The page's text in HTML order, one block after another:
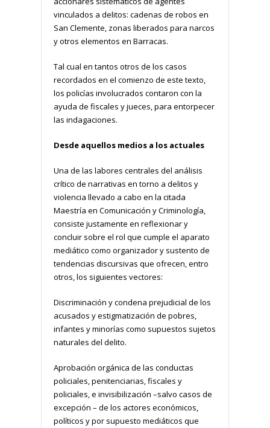
vinculados a delitos: cadenas de robos en
San Clemente, zonas liberados para narcos
y otros elementos en Barracas.
Tal cual en tantos otros de los casos
recordados en el comienzo de este texto,
los policías involucrados contaron con la
ayuda de fiscales y jueces, para entorpecer
las indagaciones.
Desde aquellos medios a los actuales
Una de las labores centrales del análisis
crítico de narrativas en torno a delitos y
violencia llevado a cabo en la citada
Maestría en Comunicación y Criminología,
consiste justamente en reflexionar y
concluir sobre el rol que cumple el aparato
mediático como organizador y sustento de
tendencias discursivas que ofrecen, entro
otros, los siguientes vectores:
Discriminación y condena prejudicial de los
acusados y estigmatización de pobres,
infantes y minorías como supuestos sujetos
naturales del delito.
Aprobación orgánica de las conductas
policiales, penitenciarias, fiscales y
policiales, e invisibilización –salvo casos de
excepción – de los actores económicos,
políticos y por supuesto mediáticos que